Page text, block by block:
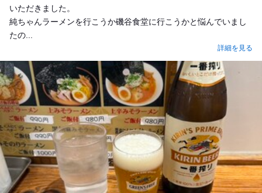
いただきました。
純ちゃんラーメンを行こうか磯谷食堂に行こうかと悩んでいまし
たの...
詳細を見る